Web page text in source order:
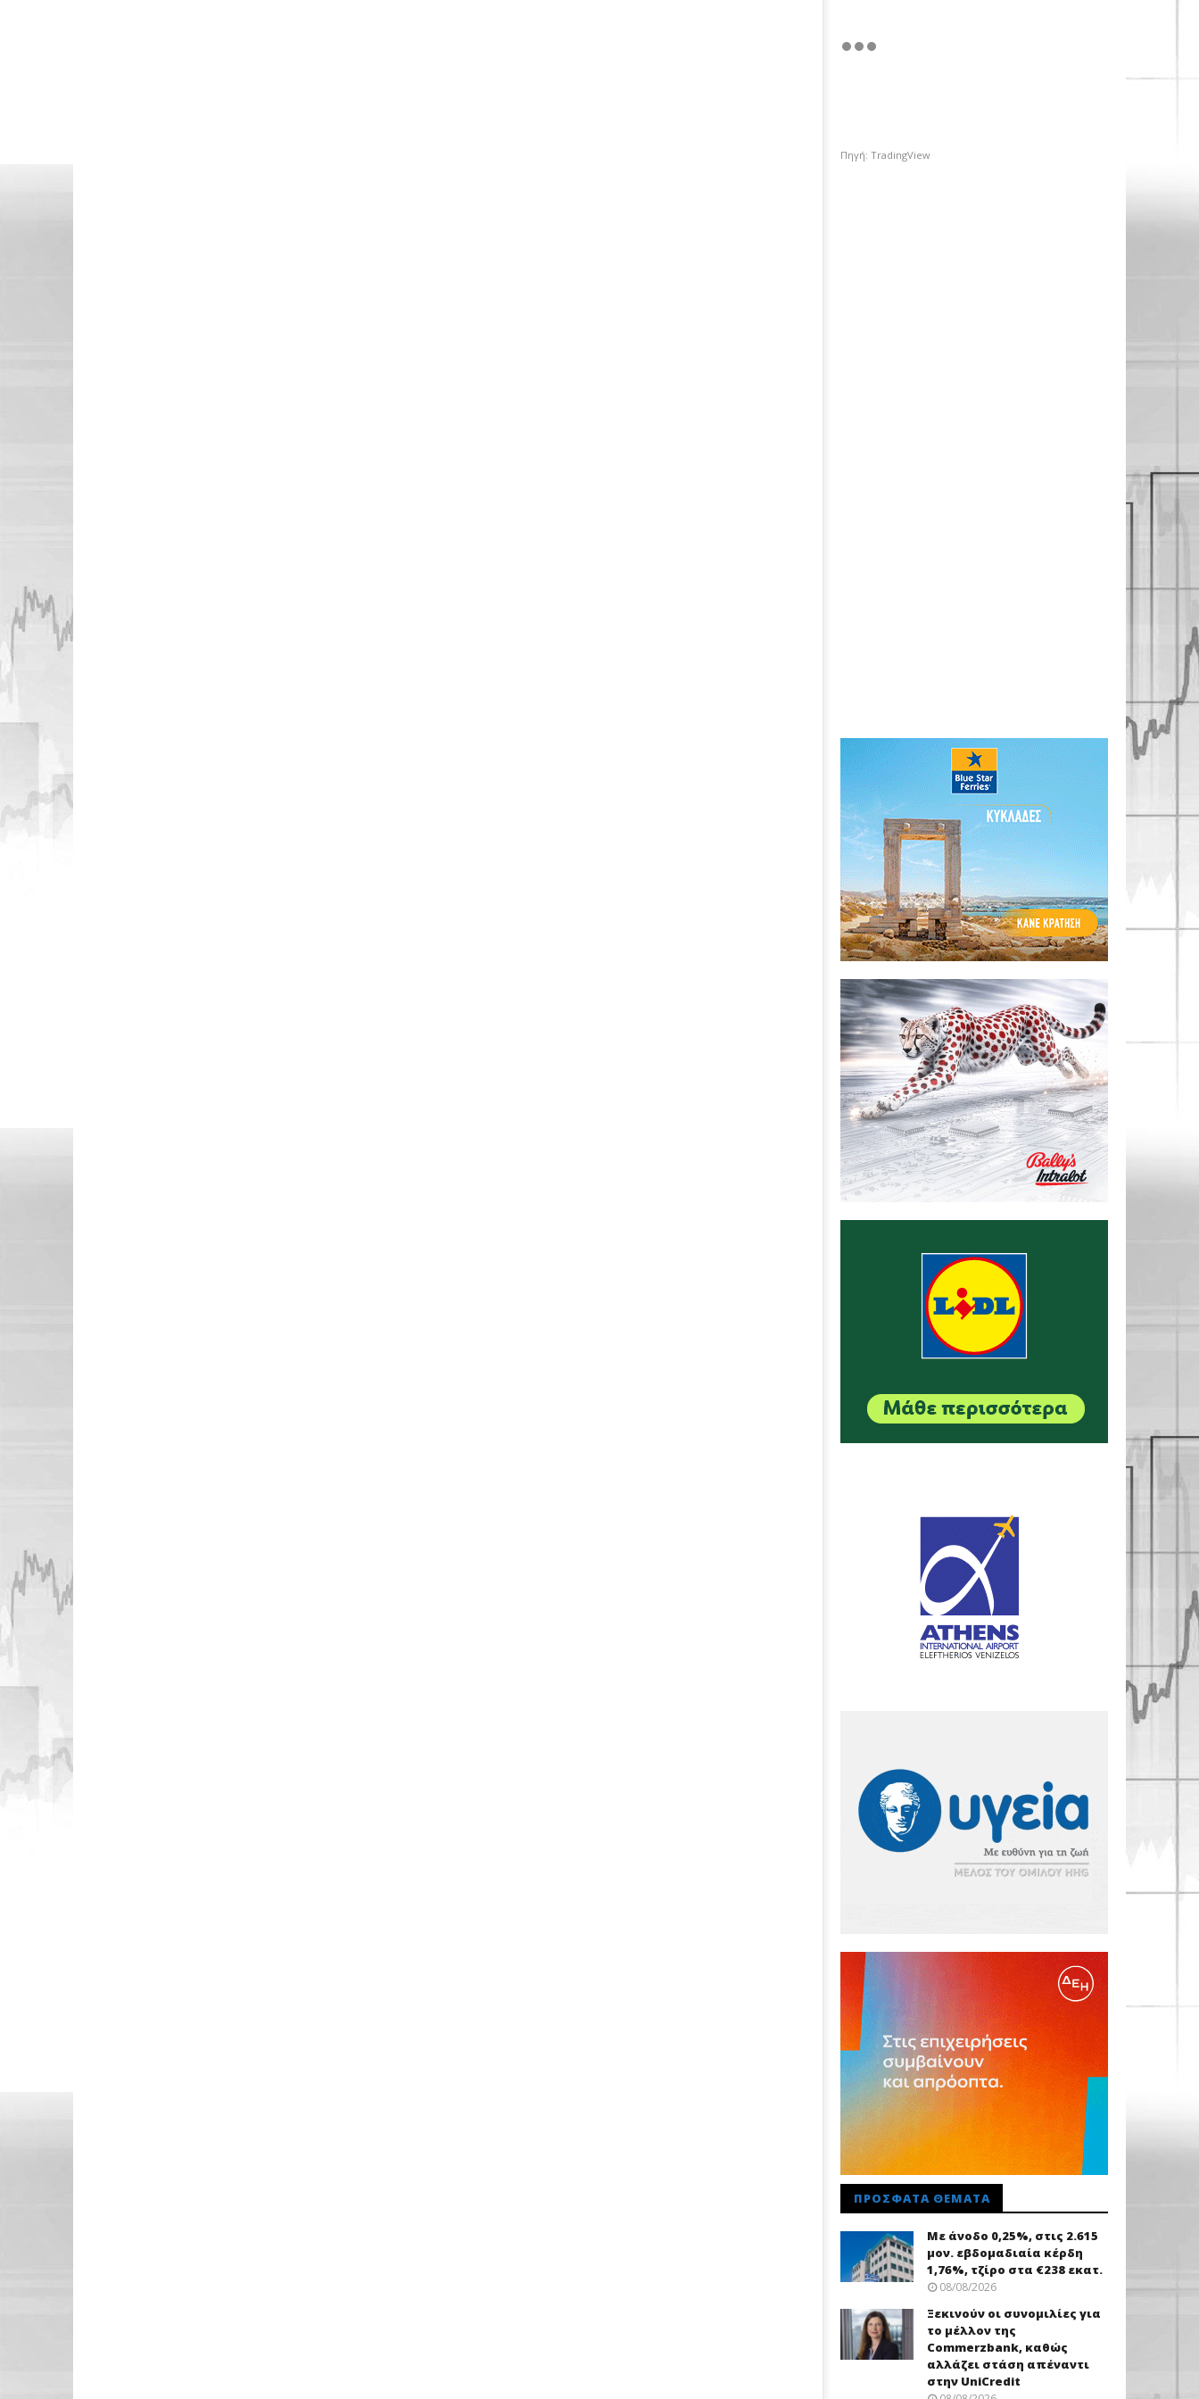
Πηγή: TradingView
ΠΡΌΣΦΑΤΑ ΘΈΜΑΤΑ
Με άνοδο 0,25%, στις 2.615
μον. εβδομαδιαία κέρδη
1,76%, τζίρο στα €238 εκατ.
08/08/2026
Ξεκινούν οι συνομιλίες για
το μέλλον της
Commerzbank, καθώς
αλλάζει στάση απέναντι
στην UniCredit